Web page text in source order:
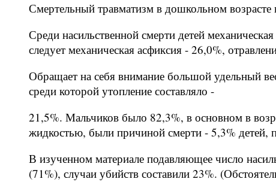
Смертельный травматизм в дошкольном
Среди насильственной смерти детей
следует механическая асфиксия - 26,0%,
Обращает на себя внимание большой удельный
среди которой утопление составляло -
21,5%. Мальчиков было 82,3%, в основном в
жидкостью, были причиной смерти - 5,3% детей,
В изученном материале подавляющее число
(71%), случаи убийств составили 23%.